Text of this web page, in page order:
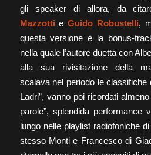
gli speaker di allora, da
Mazzotti eGuido Robustelli,
questa versione è la bonus-
nella quale l’autore duetta con
alla sua rivisitazione della
scalava nel periodo le classifiche
Ladri”, vanno poi ricordati
parole”, splendida
lungo nelle playlist radiofoniche
stesso Monti e Francesco di